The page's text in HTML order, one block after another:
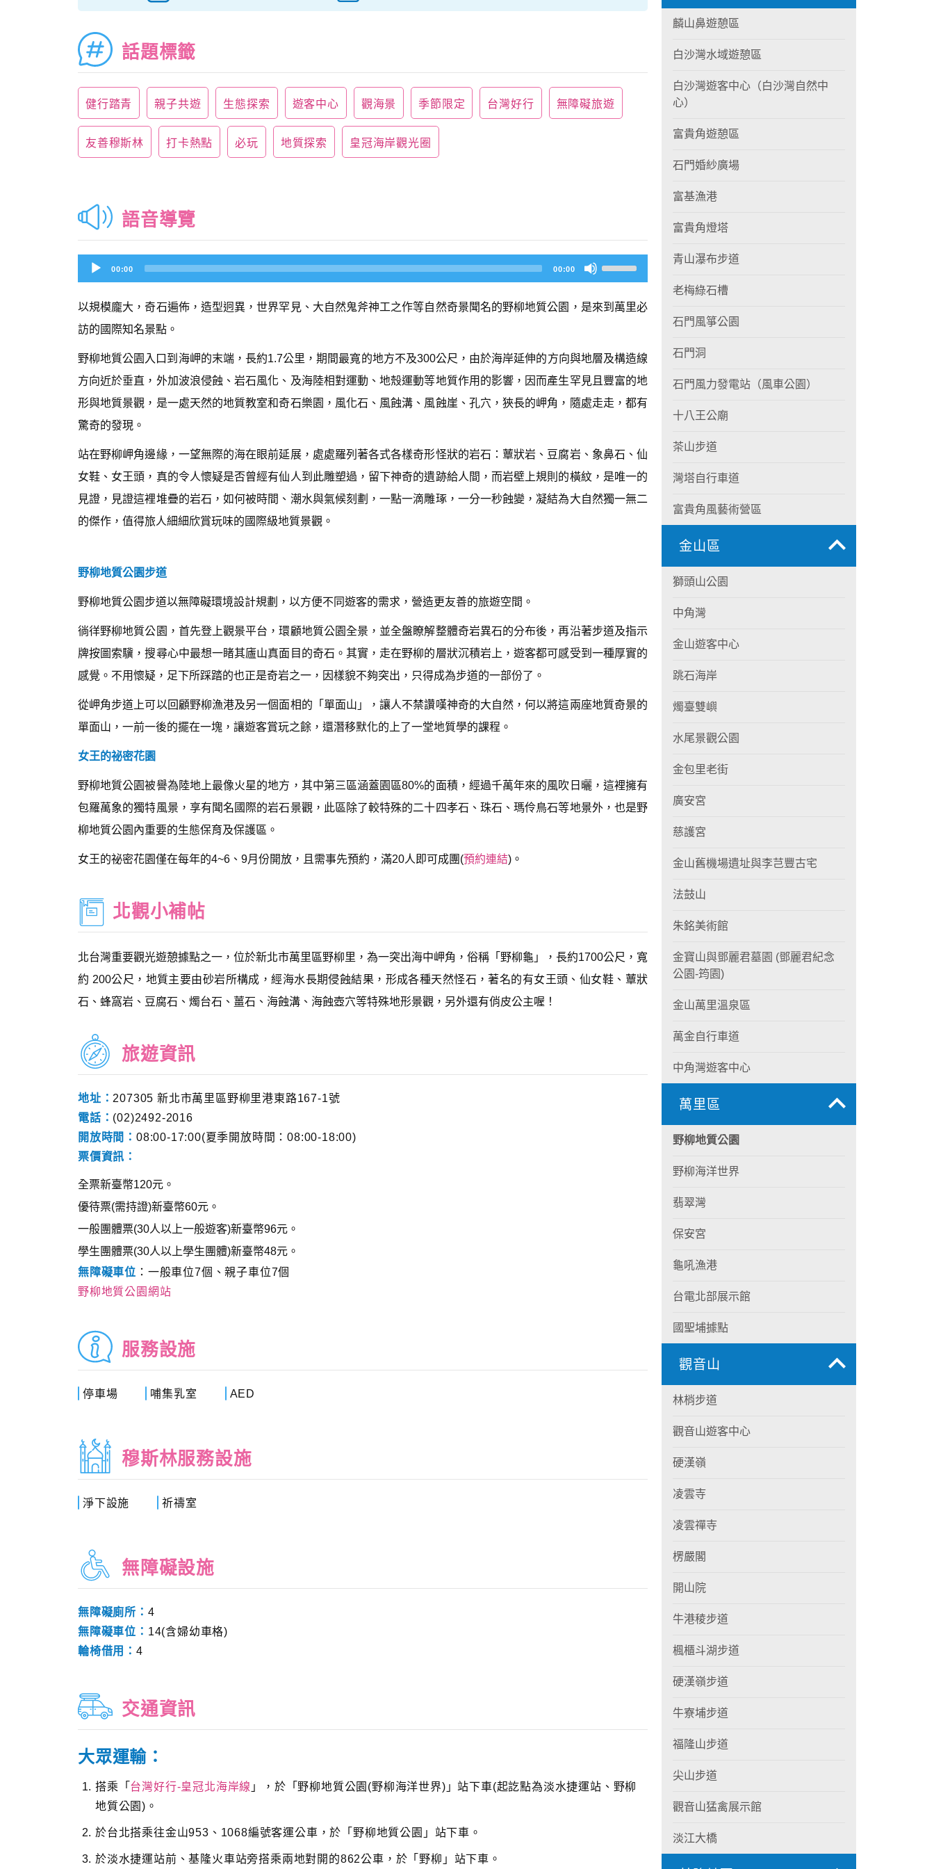
話題標籤
健行踏青 親子共遊 生態探索 遊客中心 觀海景 季節限定 台灣好行 無障礙旅遊
友善穆斯林 打卡熱點 必玩 地質探索 皇冠海岸觀光圈
語音導覽
Audio
Player00:00 00:00
s
e
p/
n
A
r
r
o
e
y
s
t
o
r
d
e
c
a
s
m
以規模龐大，奇石遍佈，造型迥異，世界罕見、大自然鬼斧神工之作等自然奇景聞名的野柳地質公園，是來到萬里必
訪的國際知名景點。
野柳地質公園入口到海岬的末端，長約1.7公里，期間最寬的地方不及300公尺，由於海岸延伸的方向與地層及構造線
方向近於垂直，外加波浪侵蝕、岩石風化、及海陸相對運動、地殼運動等地質作用的影響，因而產生罕見且豐富的地
形與地質景觀，是一處天然的地質教室和奇石樂園，風化石、風蝕溝、風蝕崖、孔穴，狹長的岬角，隨處走走，都有
驚奇的發現。
站在野柳岬角邊緣，一望無際的海在眼前延展，處處羅列著各式各樣奇形怪狀的岩石：蕈狀岩、豆腐岩、象鼻石、仙
女鞋、女王頭，真的令人懷疑是否曾經有仙人到此雕塑過，留下神奇的遺跡給人間，而岩壁上規則的橫紋，是唯一的
見證，見證這裡堆疊的岩石，如何被時間、潮水與氣候刻劃，一點一滴雕琢，一分一秒蝕變，凝結為大自然獨一無二
的傑作，值得旅人細細欣賞玩味的國際級地質景觀。
野柳地質公園步道
野柳地質公園步道以無障礙環境設計規劃，以方便不同遊客的需求，營造更友善的旅遊空間。
徜徉野柳地質公園，首先登上觀景平台，環顧地質公園全景，並全盤瞭解整體奇岩異石的分布後，再沿著步道及指示
牌按圖索驥，搜尋心中最想一睹其廬山真面目的奇石。其實，走在野柳的層狀沉積岩上，遊客都可感受到一種厚實的
感覺。不用懷疑，足下所踩踏的也正是奇岩之一，因樣貌不夠突出，只得成為步道的一部份了。
從岬角步道上可以回顧野柳漁港及另一個面相的「單面山」，讓人不禁讚嘆神奇的大自然，何以將這兩座地質奇景的
單面山，一前一後的擺在一塊，讓遊客賞玩之餘，還潛移默化的上了一堂地質學的課程。
女王的祕密花園
野柳地質公園被譽為陸地上最像火星的地方，其中第三區涵蓋園區80%的面積，經過千萬年來的風吹日曬，這裡擁有
包羅萬象的獨特風景，享有聞名國際的岩石景觀，此區除了較特殊的二十四孝石、珠石、瑪伶鳥石等地景外，也是野
柳地質公園內重要的生態保育及保護區。
女王的祕密花園僅在每年的4~6、9月份開放，且需事先預約，滿20人即可成團(預約連結)。
北觀小補帖
北台灣重要觀光遊憩據點之一，位於新北市萬里區野柳里，為一突出海中岬角，俗稱「野柳龜」，長約1700公尺，寬
約 200公尺，地質主要由砂岩所構成，經海水長期侵蝕結果，形成各種天然怪石，著名的有女王頭、仙女鞋、蕈狀
石、蜂窩岩、豆腐石、燭台石、薑石、海蝕溝、海蝕壺穴等特殊地形景觀，另外還有俏皮公主喔！
旅遊資訊
地址： 207305 新北市萬里區野柳里港東路167-1號
電話： (02)2492-2016
開放時間： 08:00-17:00(夏季開放時間：08:00-18:00)
票價資訊：
全票新臺幣120元。
優待票(需持證)新臺幣60元。
一般團體票(30人以上一般遊客)新臺幣96元。
學生團體票(30人以上學生團體)新臺幣48元。
無障礙車位 ：一般車位7個、親子車位7個
野柳地質公園網站
服務設施
停車場 哺集乳室 AED
穆斯林服務設施
淨下設施 祈禱室
無障礙設施
無障礙廁所： 4
無障礙車位： 14(含婦幼車格)
輪椅借用： 4
交通資訊
大眾運輸：
搭乘「 台灣好行-皇冠北海岸線 」，於「野柳地質公園(野柳海洋世界)」站下車(起訖點為淡水捷運站、野柳
地質公園)。
於台北搭乘往金山953、1068編號客運公車，於「野柳地質公園」站下車。
於淡水捷運站前、基隆火車站旁搭乘兩地對開的862公車，於「野柳」站下車。
麟山鼻遊憩區
白沙灣水域遊憩區
白沙灣遊客中心（白沙灣自然中
心）
富貴角遊憩區
石門婚紗廣場
富基漁港
富貴角燈塔
青山瀑布步道
老梅綠石槽
石門風箏公園
石門洞
石門風力發電站（風車公園）
十八王公廟
茶山步道
灣塔自行車道
富貴角風藝術營區
金山區
獅頭山公園
中角灣
金山遊客中心
跳石海岸
燭臺雙嶼
水尾景觀公園
金包里老街
廣安宮
慈護宮
金山舊機場遺址與李芑豐古宅
法鼓山
朱銘美術館
金寶山與鄧麗君墓園 (鄧麗君紀念
公園-筠園)
金山萬里溫泉區
萬金自行車道
中角灣遊客中心
萬里區
野柳地質公園
野柳海洋世界
翡翠灣
保安宮
龜吼漁港
台電北部展示館
國聖埔據點
觀音山
林梢步道
觀音山遊客中心
硬漢嶺
凌雲寺
凌雲禪寺
楞嚴閣
開山院
牛港稜步道
楓櫃斗湖步道
硬漢嶺步道
牛寮埔步道
福隆山步道
尖山步道
觀音山猛禽展示館
淡江大橋